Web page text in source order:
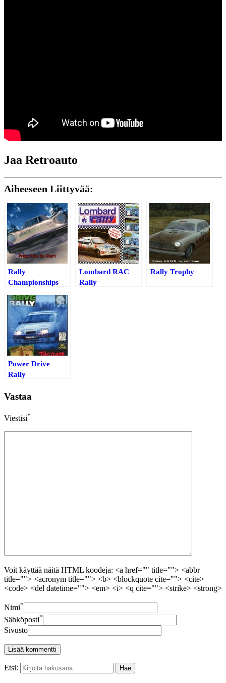
Jaa Retroauto
Aiheeseen Liittyvää:
Rally
Championships
Lombard RAC
Rally
Rally Trophy
Power Drive
Rally
Vastaa
Viestisi*
Voit käyttää näitä HTML koodeja: <a href="" title=""> <abbr
title=""> <acronym title=""> <b> <blockquote cite=""> <cite>
<code> <del datetime=""> <em> <i> <q cite=""> <strike> <strong>
Nimi*
Sähköposti*
Sivusto
Etsi: